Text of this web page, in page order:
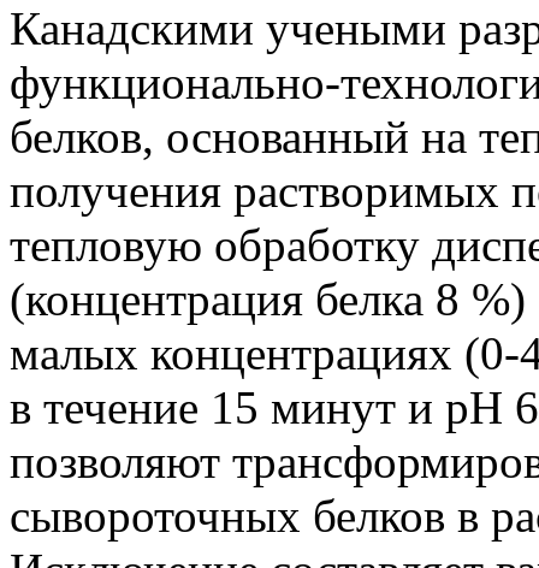
Канадскими учеными
функционально-
белков, основанный на
получения растворимых
тепловую обработку
(концентрация белка 8
малых концентрациях
в течение 15 минут и pH
позволяют
сывороточных белков в